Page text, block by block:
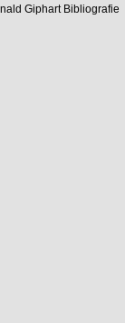
Giphart Bibliografie